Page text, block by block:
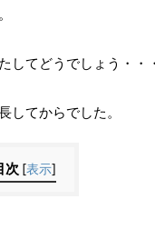
してどうでしょう・・
してからでした。
次 [表示]